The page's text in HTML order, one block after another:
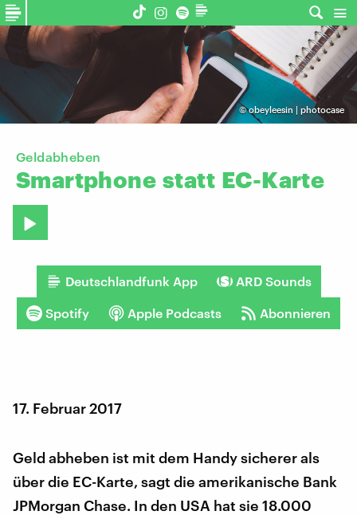
©obeyleesin | photocase
Geldabheben
Smartphone statt EC-Karte
Deutschlandfunk App ARD Sounds
Spotify Apple Podcasts Abonnieren
17. Februar 2017
Geld abheben ist mit dem Handy sicherer als
über die EC-Karte, sagt die amerikanische Bank
JPMorgan Chase. In den USA hat sie 18.000